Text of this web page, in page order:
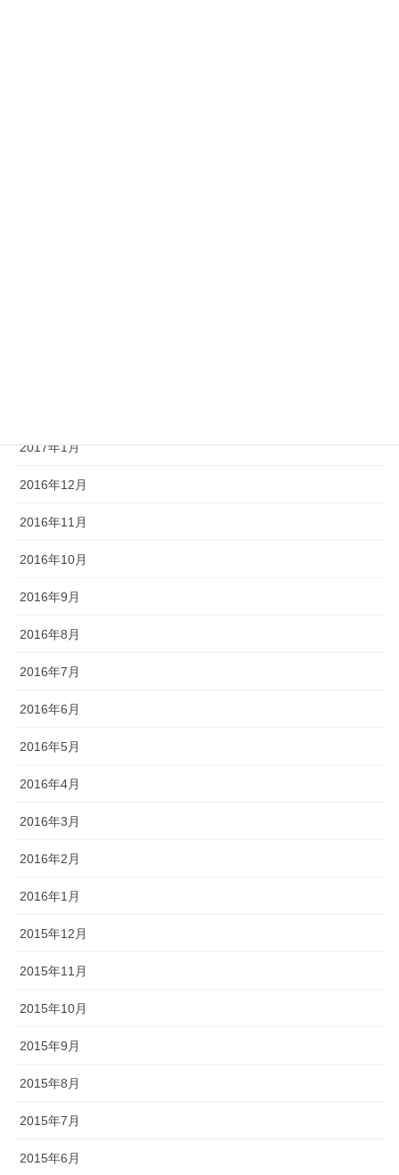
2017年1月
2016年12月
2016年11月
2016年10月
2016年9月
2016年8月
2016年7月
2016年6月
2016年5月
2016年4月
2016年3月
2016年2月
2016年1月
2015年12月
2015年11月
2015年10月
2015年9月
2015年8月
2015年7月
2015年6月